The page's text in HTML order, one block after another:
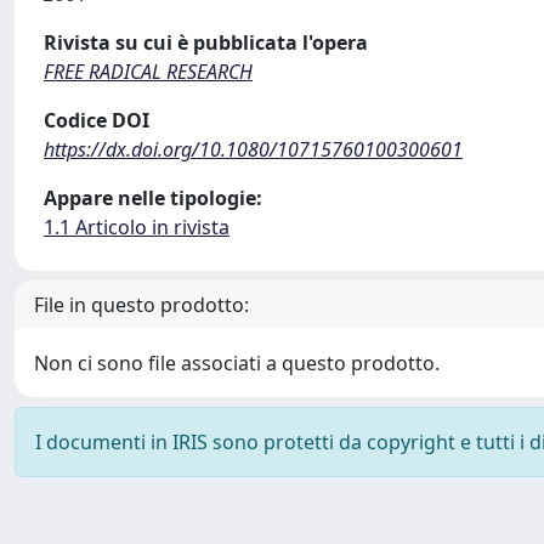
Rivista su cui è pubblicata l'opera
FREE RADICAL RESEARCH
Codice DOI
https://dx.doi.org/10.1080/10715760100300601
Appare nelle tipologie:
1.1 Articolo in rivista
File in questo prodotto:
Non ci sono file associati a questo prodotto.
I documenti in IRIS sono protetti da copyright e tutti i